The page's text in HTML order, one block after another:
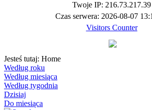
Twoje IP: 216.73.217.39
Czas serwera: 2026-08-07
Visitors Counter
Jesteś tutaj: Home
Według roku
Według miesiąca
Według tygodnia
Dzisiaj
Do miesiąca